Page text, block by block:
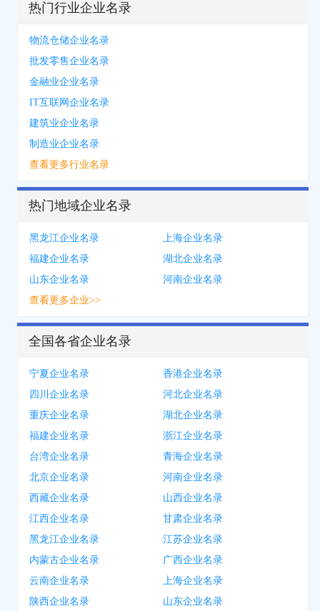
热门行业企业名录
物流仓储企业名录
批发零售企业名录
金融业企业名录
IT互联网企业名录
建筑业企业名录
制造业企业名录
查看更多行业名录
热门地域企业名录
黑龙江企业名录
上海企业名录
福建企业名录
湖北企业名录
山东企业名录
河南企业名录
查看更多企业>>
全国各省企业名录
宁夏企业名录
香港企业名录
四川企业名录
河北企业名录
重庆企业名录
湖北企业名录
福建企业名录
浙江企业名录
台湾企业名录
青海企业名录
北京企业名录
河南企业名录
西藏企业名录
山西企业名录
江西企业名录
甘肃企业名录
黑龙江企业名录
江苏企业名录
内蒙古企业名录
广西企业名录
云南企业名录
上海企业名录
陕西企业名录
山东企业名录